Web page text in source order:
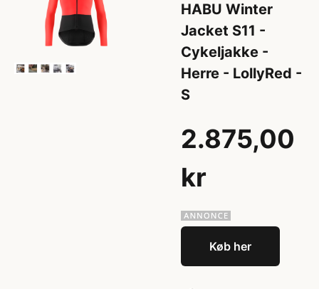
HABU Winter
Jacket S11 -
Cykeljakke -
Herre - LollyRed -
S
2.875,00
kr
Køb her